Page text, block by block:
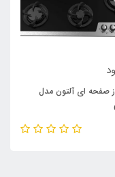
صفحه ای آلتون مدل